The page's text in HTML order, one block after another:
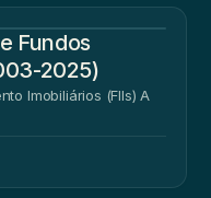
Fundos
2025)
Imobiliários (FIIs) A